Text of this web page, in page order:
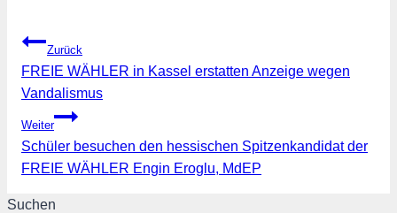
Beitragsnavigation
Zurück
FREIE WÄHLER in Kassel erstatten Anzeige wegen
Vandalismus
Weiter
Schüler besuchen den hessischen Spitzenkandidat der
FREIE WÄHLER Engin Eroglu, MdEP
Suchen